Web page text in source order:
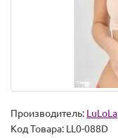
Производитель: LuLoLa
Код Товара: LL0-088D